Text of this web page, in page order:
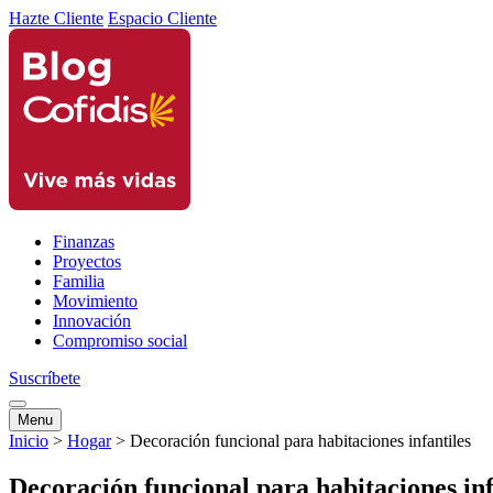
Hazte Cliente Espacio Cliente
Finanzas
Proyectos
Familia
Movimiento
Innovación
Compromiso social
Suscríbete
Menu
Inicio > Hogar > Decoración funcional para habitaciones infantiles